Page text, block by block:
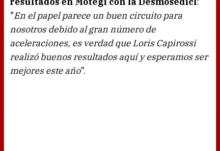
"En el papel parece un buen circuito para
nosotros debido al gran número de
aceleraciones, es verdad que Loris Capirossi
realizó buenos resultados aquí y esperamos ser
mejores este año".